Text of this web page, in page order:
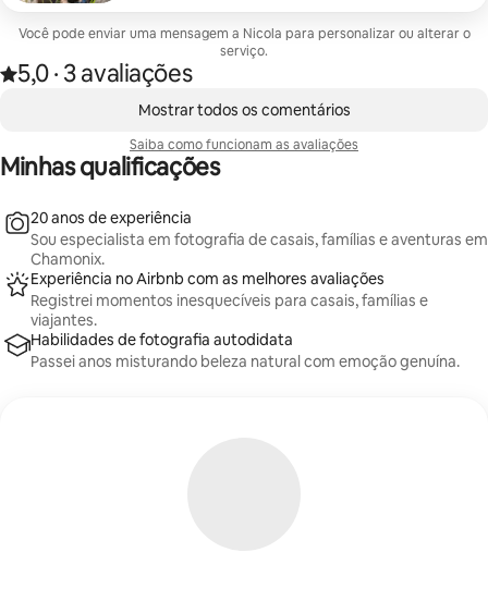
de uma hora, suas imagens são editadas
profissionalmente antes de nos encontrarmos para
uma revelação privada no Zoom, onde você escolherá
suas 10 fotos favoritas com qualidade de galeria.
desejam imagens atemporais e uma experiência alpina
Você pode enviar uma mensagem a Nicola para personalizar ou alterar o
serviço.
Avaliado com 5,0 de 5 estrelas, de um total de 3 avaliações
5,0
, · 3 avaliações
Mostrar todos os comentários
Saiba como funcionam as avaliações
Minhas qualificações
20 anos de experiência
Sou especialista em fotografia de casais, famílias e aventuras em
Chamonix.
Experiência no Airbnb com as melhores avaliações
Registrei momentos inesquecíveis para casais, famílias e
viajantes.
Habilidades de fotografia autodidata
Passei anos misturando beleza natural com emoção genuína.